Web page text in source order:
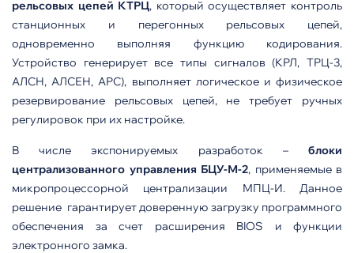
рельсовых цепей КТРЦ, который осуществляет контроль
станционных и перегонных рельсовых цепей,
одновременно выполняя функцию кодирования.
Устройство генерирует все типы сигналов (КРЛ, ТРЦ-3,
АЛСН, АЛСЕН, АРС), выполняет логическое и физическое
резервирование рельсовых цепей, не требует ручных
регулировок при их настройке.
В числе экспонируемых разработок – блоки
централизованного управления БЦУ-М-2, применяемые в
микропроцессорной централизации МПЦ-И. Данное
решение гарантирует доверенную загрузку программного
обеспечения за счет расширения BIOS и функции
электронного замка.